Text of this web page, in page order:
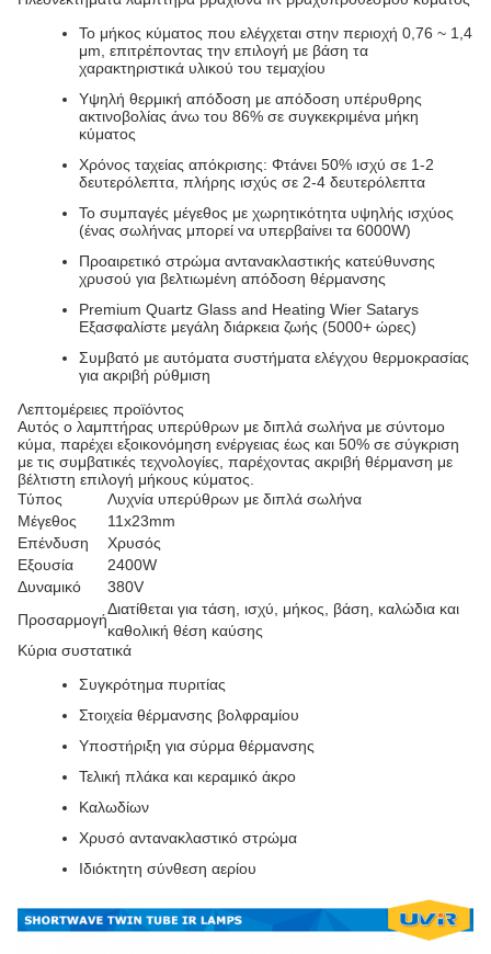
Το μήκος κύματος που ελέγχεται στην περιοχή 0,76 ~ 1,4
μm, επιτρέποντας την επιλογή με βάση τα
χαρακτηριστικά υλικού του τεμαχίου
Υψηλή θερμική απόδοση με απόδοση υπέρυθρης
ακτινοβολίας άνω του 86% σε συγκεκριμένα μήκη
κύματος
Χρόνος ταχείας απόκρισης: Φτάνει 50% ισχύ σε 1-2
δευτερόλεπτα, πλήρης ισχύς σε 2-4 δευτερόλεπτα
Το συμπαγές μέγεθος με χωρητικότητα υψηλής ισχύος
(ένας σωλήνας μπορεί να υπερβαίνει τα 6000W)
Προαιρετικό στρώμα αντανακλαστικής κατεύθυνσης
χρυσού για βελτιωμένη απόδοση θέρμανσης
Premium Quartz Glass and Heating Wier Satarys
Εξασφαλίστε μεγάλη διάρκεια ζωής (5000+ ώρες)
Συμβατό με αυτόματα συστήματα ελέγχου θερμοκρασίας
για ακριβή ρύθμιση
Λεπτομέρειες προϊόντος
Αυτός ο λαμπτήρας υπερύθρων με διπλά σωλήνα με σύντομο
κύμα, παρέχει εξοικονόμηση ενέργειας έως και 50% σε σύγκριση
με τις συμβατικές τεχνολογίες, παρέχοντας ακριβή θέρμανση με
βέλτιστη επιλογή μήκους κύματος.
Τύπος
Λυχνία υπερύθρων με διπλά σωλήνα
Μέγεθος
11x23mm
Επένδυση
Χρυσός
Εξουσία
2400W
Δυναμικό
380V
Προσαρμογή
Διατίθεται για τάση, ισχύ, μήκος, βάση, καλώδια και
καθολική θέση καύσης
Κύρια συστατικά
Συγκρότημα πυριτίας
Στοιχεία θέρμανσης βολφραμίου
Υποστήριξη για σύρμα θέρμανσης
Τελική πλάκα και κεραμικό άκρο
Καλωδίων
Χρυσό αντανακλαστικό στρώμα
Ιδιόκτητη σύνθεση αερίου